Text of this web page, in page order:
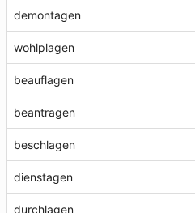
demontagen
wohlplagen
beauflagen
beantragen
beschlagen
dienstagen
durchlagen